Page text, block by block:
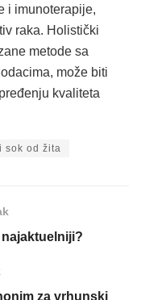
i imunoterapije,
raka. Holistički
metode sa
može biti
kvaliteta
sok od žita
za vrhunski